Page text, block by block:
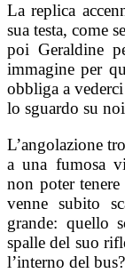
La replica
sua testa, come
poi Geraldine
immagine per
obbliga a
lo sguardo su
L’angolazione
a una fumosa
non poter
venne subito
grande: quello
spalle del suo
l’interno del bus?